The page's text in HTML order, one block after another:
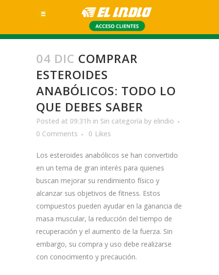
04 DIC COMPRAR
ESTEROIDES
ANABÓLICOS: TODO LO
QUE DEBES SABER
Posted at 09:31h in Sin categoría by elindio
0 Comments
0 Likes
Los esteroides anabólicos se han convertido
en un tema de gran interés para quienes
buscan mejorar su rendimiento físico y
alcanzar sus objetivos de fitness. Estos
compuestos pueden ayudar en la ganancia de
masa muscular, la reducción del tiempo de
recuperación y el aumento de la fuerza. Sin
embargo, su compra y uso debe realizarse
con conocimiento y precaución.